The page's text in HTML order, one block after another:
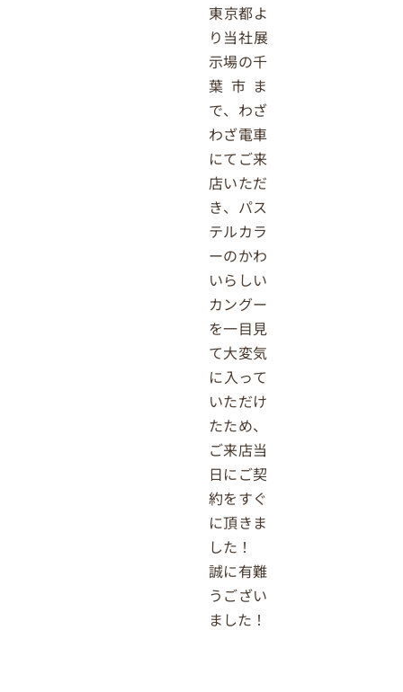
東京都よ
り当社展
示場の千
葉市ま
で、わざ
わざ電車
にてご来
店いただ
き、パス
テルカラ
ーのかわ
いらしい
カングー
を一目見
て大変気
に入って
いただけ
たため、
ご来店当
日にご契
約をすぐ
に頂きま
した！
誠に有難
うござい
ました！